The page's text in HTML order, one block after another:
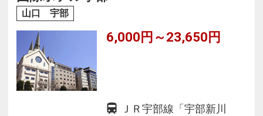
備
■新幹線「新下関駅」から車で約２０分
山口 宇部
6,000円～23,650円
ＪＲ宇部線「宇部新川